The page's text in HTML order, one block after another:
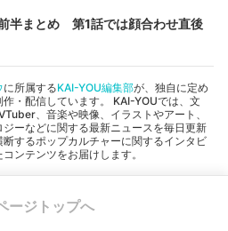
半まとめ 第1話では顔合わせ直後
に所属するKAI-YOU編集部が、独自に定め
作・配信しています。 KAI-YOUでは、文
、音楽や映像、イラストやアート、
ーなどに関する最新ニュースを毎日更新
するポップカルチャーに関するインタビ
ンテンツをお届けします。
ージトップへ